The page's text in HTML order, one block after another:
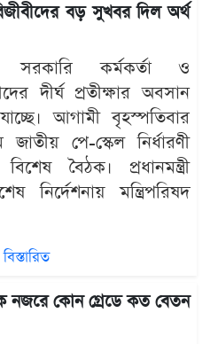
বড় সুখবর দিল অর্থ
সরকারি কর্মকর্তা ও
দীর্ঘ প্রতীক্ষার অবসান
আগামী বৃহস্পতিবার
পে-স্কেল নির্ধারণী
বৈঠক। প্রধানমন্ত্রী
নির্দেশনায় মন্ত্রিপরিষদ
বিস্তারিত
নজরে কোন গ্রেডে কত বেতন